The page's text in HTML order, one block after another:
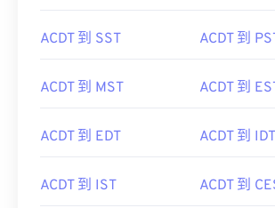
ACDT 到 SST ACDT 到
ACDT 到 MST ACDT 到
ACDT 到 EDT ACDT 到 IDT
ACDT 到 IST ACDT 到